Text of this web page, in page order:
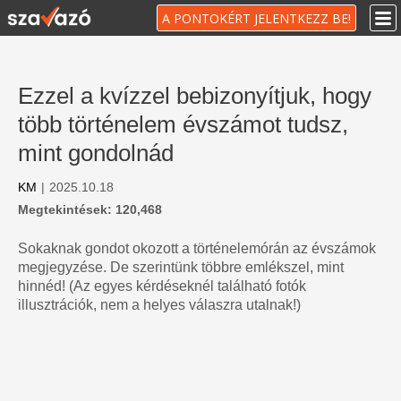
A PONTOKÉRT JELENTKEZZ BE!
Ezzel a kvízzel bebizonyítjuk, hogy
több történelem évszámot tudsz,
mint gondolnád
KM | 2025.10.18
Megtekintések: 120,468
Sokaknak gondot okozott a történelemórán az évszámok
megjegyzése. De szerintünk többre emlékszel, mint
hinnéd! (Az egyes kérdéseknél található fotók
illusztrációk, nem a helyes válaszra utalnak!)